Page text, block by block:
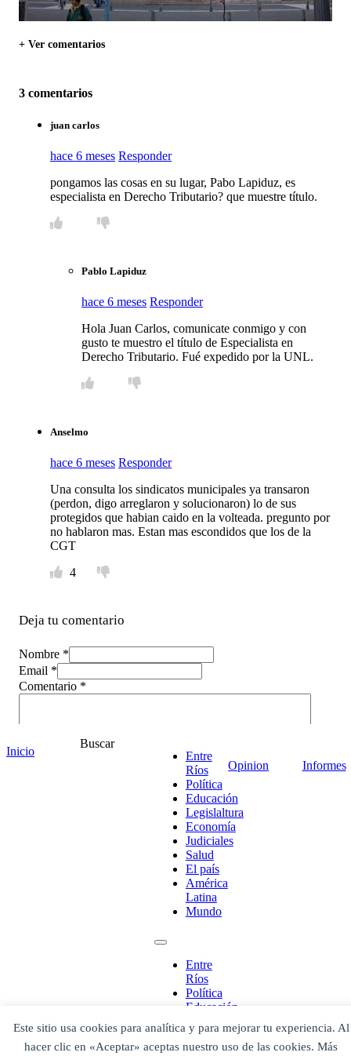
Este sitio usa cookies para analítica y para mejorar tu experiencia. Al
hacer clic en «Aceptar» aceptas nuestro uso de las cookies. Más
+ Ver comentarios
3 comentarios
juan carlos
hace 6 meses Responder
pongamos las cosas en su lugar, Pabo Lapiduz, es
especialista en Derecho Tributario? que muestre título.
Pablo Lapiduz
hace 6 meses Responder
Hola Juan Carlos, comunicate conmigo y con
gusto te muestro el título de Especialista en
Derecho Tributario. Fué expedido por la UNL.
Anselmo
hace 6 meses Responder
Una consulta los sindicatos municipales ya transaron
(perdon, digo arreglaron y solucionaron) lo de sus
protegidos que habian caido en la volteada. pregunto por
no hablaron mas. Estan mas escondidos que los de la
CGT
4
Deja tu comentario
Nombre *
Email *
Comentario *
Inicio
Buscar
Entre
Ríos
Política
Educación
Legislaltura
Economía
Judiciales
Salud
El país
América
Latina
Mundo
Entre
Ríos
Política
Educación
Legislaltura
Economía
Judiciales
Opinion Informes
¡Ponete en contacto!
Escribe aquí abajo lo que desees buscar
O bien prueba
Buscar en el archivo